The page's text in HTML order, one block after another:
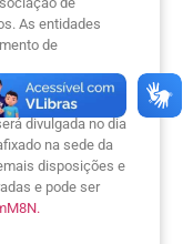
As entidades
de
à vaga de
divulgada no dia
na sede da
disposições e
e pode ser